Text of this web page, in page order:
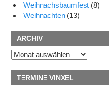
Weihnachsbaumfest (8)
Weihnachten (13)
ARCHIV
Archiv
TERMINE VINXEL